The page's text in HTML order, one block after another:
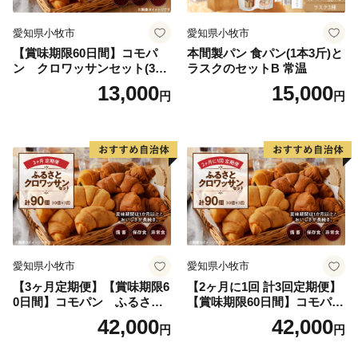
愛知県小牧市
【賞味期限60日間】コモパ
ン クロワッサンセット(30
個入り)／災害用備蓄 保存食
非常食 防災グッズにも
13,000円
愛知県小牧市
本間製パン 食パン(1本3斤)と
ラスクのセットB 常温
15,000円
愛知県小牧市
【3ヶ月定期便】【賞味期限6
0日間】コモパン ふるさと
クロワッサンセット（計90
個）／災害用備蓄 保存食 非
42,000円
愛知県小牧市
【2ヶ月に1回 計3回定期便】
【賞味期限60日間】コモパ
ン ふるさとクロワッサンセ
ット（計90個）／災害用備蓄
42,000円